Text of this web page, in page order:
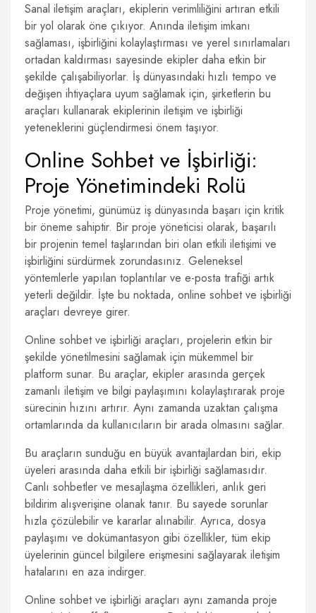
Sanal iletişim araçları, ekiplerin verimliliğini artıran etkili
bir yol olarak öne çıkıyor. Anında iletişim imkanı
sağlaması, işbirliğini kolaylaştırması ve yerel sınırlamaları
ortadan kaldırması sayesinde ekipler daha etkin bir
şekilde çalışabiliyorlar. İş dünyasındaki hızlı tempo ve
değişen ihtiyaçlara uyum sağlamak için, şirketlerin bu
araçları kullanarak ekiplerinin iletişim ve işbirliği
yeteneklerini güçlendirmesi önem taşıyor.
Online Sohbet ve İşbirliği:
Proje Yönetimindeki Rolü
Proje yönetimi, günümüz iş dünyasında başarı için kritik
bir öneme sahiptir. Bir proje yöneticisi olarak, başarılı
bir projenin temel taşlarından biri olan etkili iletişimi ve
işbirliğini sürdürmek zorundasınız. Geleneksel
yöntemlerle yapılan toplantılar ve e-posta trafiği artık
yeterli değildir. İşte bu noktada, online sohbet ve işbirliği
araçları devreye girer.
Online sohbet ve işbirliği araçları, projelerin etkin bir
şekilde yönetilmesini sağlamak için mükemmel bir
platform sunar. Bu araçlar, ekipler arasında gerçek
zamanlı iletişim ve bilgi paylaşımını kolaylaştırarak proje
sürecinin hızını artırır. Aynı zamanda uzaktan çalışma
ortamlarında da kullanıcıların bir arada olmasını sağlar.
Bu araçların sunduğu en büyük avantajlardan biri, ekip
üyeleri arasında daha etkili bir işbirliği sağlamasıdır.
Canlı sohbetler ve mesajlaşma özellikleri, anlık geri
bildirim alışverişine olanak tanır. Bu sayede sorunlar
hızla çözülebilir ve kararlar alınabilir. Ayrıca, dosya
paylaşımı ve dokümantasyon gibi özellikler, tüm ekip
üyelerinin güncel bilgilere erişmesini sağlayarak iletişim
hatalarını en aza indirger.
Online sohbet ve işbirliği araçları aynı zamanda proje